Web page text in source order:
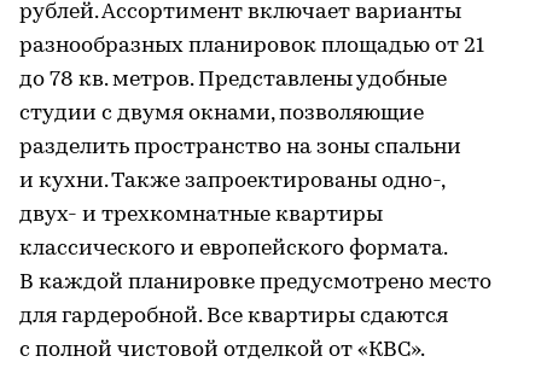
рублей. Ассортимент включает варианты
разнообразных планировок площадью от 21
до 78 кв. метров. Представлены удобные
студии с двумя окнами, позволяющие
разделить пространство на зоны спальни
и кухни. Также запроектированы одно-,
двух- и трехкомнатные квартиры
классического и европейского формата.
В каждой планировке предусмотрено место
для гардеробной. Все квартиры сдаются
с полной чистовой отделкой от «КВС».